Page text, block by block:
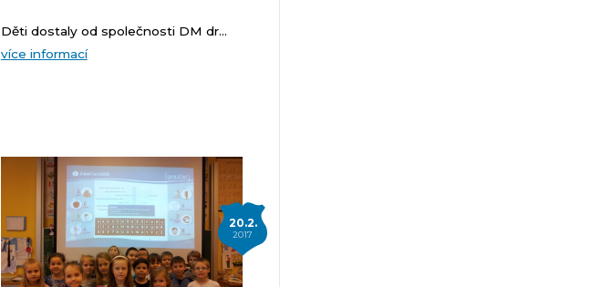
Děti dostaly od společnosti DM dr...
více informací
20.2.
2017